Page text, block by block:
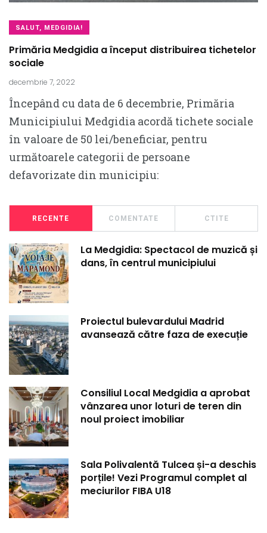
SALUT, MEDGIDIA!
Primăria Medgidia a început distribuirea tichetelor
sociale
decembrie 7, 2022
Începând cu data de 6 decembrie, Primăria
Municipiului Medgidia acordă tichete sociale
în valoare de 50 lei/beneficiar, pentru
următoarele categorii de persoane
defavorizate din municipiu:
RECENTE COMENTATE CTITE
La Medgidia: Spectacol de muzică și
dans, în centrul municipiului
Proiectul bulevardului Madrid
avansează către faza de execuție
Consiliul Local Medgidia a aprobat
vânzarea unor loturi de teren din
noul proiect imobiliar
Sala Polivalentă Tulcea și-a deschis
porțile! Vezi Programul complet al
meciurilor FIBA U18